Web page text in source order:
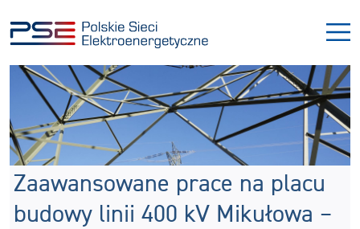
do
menu
do
treści
Zaawansowane prace na placu
budowy linii 400 kV Mikułowa –